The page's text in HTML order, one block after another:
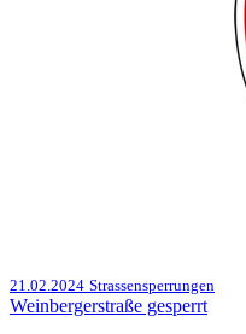
21.02.2024 Strassensperrungen
Weinbergerstraße gesperrt